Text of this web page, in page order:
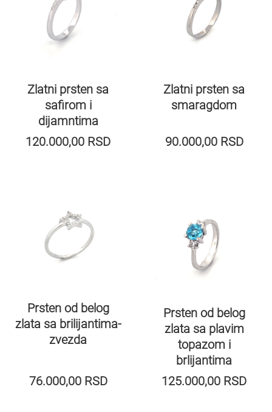
Zlatni prsten sa
safirom i
dijamntima
120.000,00 RSD
Zlatni prsten sa
smaragdom
90.000,00 RSD
Prsten od belog
zlata sa brilijantima-
zvezda
76.000,00 RSD
Prsten od belog
zlata sa plavim
topazom i
brlijantima
125.000,00 RSD